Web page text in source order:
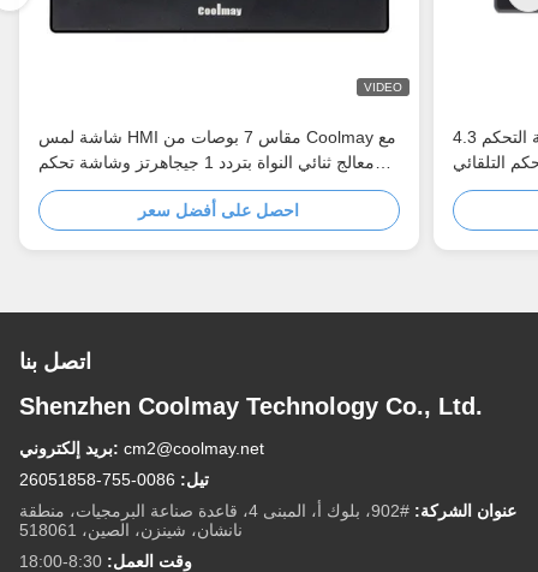
VIDEO
شاشة لمس HMI مقاس 7 بوصات من Coolmay مع
معالج ثنائي النواة بتردد 1 جيجاهرتز وشاشة تحكم
صناعية ذات لوحة أمامية IP65
احصل على أفضل سعر
4.3 بوصة تعمل باللمس لوحة التحكم HMI مراقب
اتصل بنا
Shenzhen Coolmay Technology Co., Ltd.
بريد إلكتروني: cm2@coolmay.net
تيل: 0086-755-26051858
عنوان الشركة:
#902، بلوك أ، المبنى 4، قاعدة صناعة البرمجيات، منطقة
نانشان، شينزن، الصين، 518061
وقت العمل: